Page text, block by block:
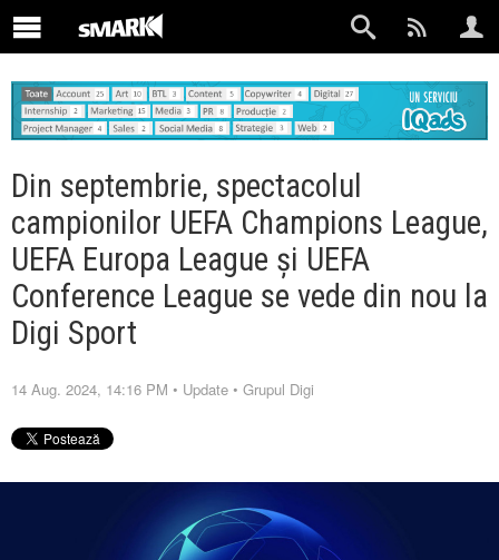
Din septembrie, spectacolul
campionilor UEFA Champions League,
UEFA Europa League și UEFA
Conference League se vede din nou la
Digi Sport
14 Aug. 2024, 14:16 PM • Update • Grupul Digi